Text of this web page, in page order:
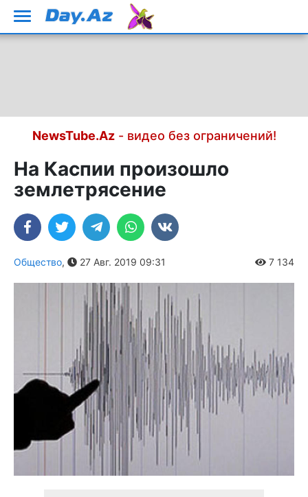
NewsTube.Az- видео без ограничений!
На Каспии произошло
землетрясение
Общество, 27 Авг. 2019 09:31 7 134